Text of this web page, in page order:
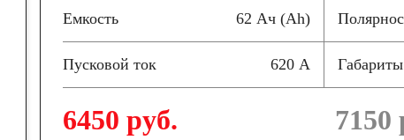
Емкость 62 Ач (Ah)
Пусковой ток 620 А Габариты
6450 руб. 7150